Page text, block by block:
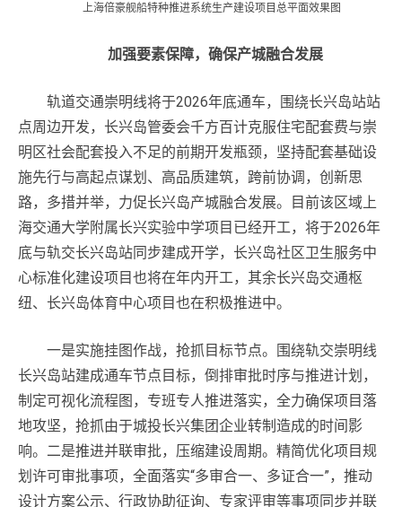
上海倍豪舰船特种推进系统生产建设项目总平面效果图
加强要素保障，确保产城融合发展
轨道交通崇明线将于2026年底通车，围绕长兴岛站站
点周边开发，长兴岛管委会千方百计克服住宅配套费与崇
明区社会配套投入不足的前期开发瓶颈，坚持配套基础设
施先行与高起点谋划、高品质建筑，跨前协调，创新思
路，多措并举，力促长兴岛产城融合发展。目前该区域上
海交通大学附属长兴实验中学项目已经开工，将于2026年
底与轨交长兴岛站同步建成开学，长兴岛社区卫生服务中
心标准化建设项目也将在年内开工，其余长兴岛交通枢
纽、长兴岛体育中心项目也在积极推进中。
一是实施挂图作战，抢抓目标节点。围绕轨交崇明线
长兴岛站建成通车节点目标，倒排审批时序与推进计划，
制定可视化流程图，专班专人推进落实，全力确保项目落
地攻坚，抢抓由于城投长兴集团企业转制造成的时间影
响。二是推进并联审批，压缩建设周期。精简优化项目规
划许可审批事项，全面落实“多审合一、多证合一”，推动
设计方案公示、行政协助征询、专家评审等事项同步并联